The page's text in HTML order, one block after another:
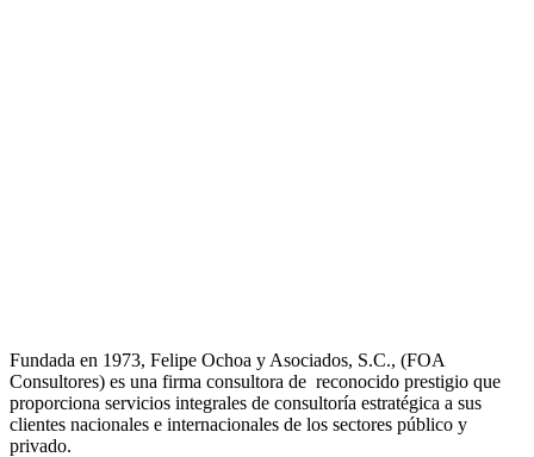
Fundada en 1973, Felipe Ochoa y Asociados, S.C., (FOA
Consultores) es una firma consultora de reconocido prestigio que
proporciona servicios integrales de consultoría estratégica a sus
clientes nacionales e internacionales de los sectores público y
privado.